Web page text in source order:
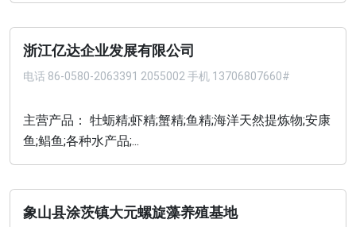
浙江亿达企业发展有限公司
电话 86-0580-2063391 2055002 手机 13706807660#
主营产品： 牡蛎精;虾精;蟹精;鱼精;海洋天然提炼物;安康
鱼;鲳鱼;各种水产品;...
象山县涂茨镇大元螺旋藻养殖基地